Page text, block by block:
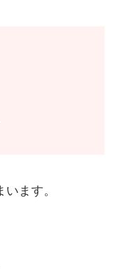
ます。